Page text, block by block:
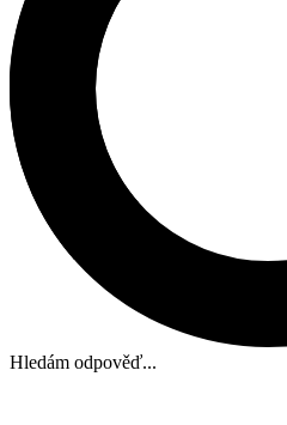
Hledám odpověď...